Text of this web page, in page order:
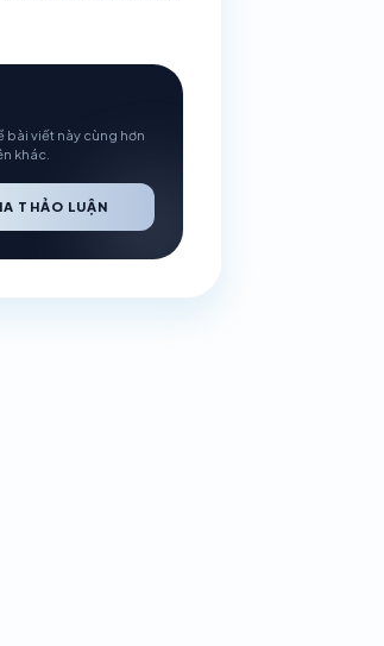
bài viết này cùng hơn
khác.
THẢO LUẬN